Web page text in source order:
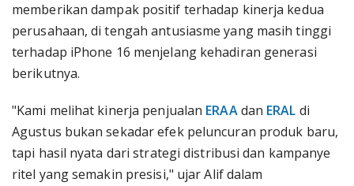
memberikan dampak positif terhadap kinerja kedua
perusahaan, di tengah antusiasme yang masih tinggi
terhadap iPhone 16 menjelang kehadiran generasi
berikutnya.
"Kami melihat kinerja penjualan ERAAdan ERAL di
Agustus bukan sekadar efek peluncuran produk baru,
tapi hasil nyata dari strategi distribusi dan kampanye
ritel yang semakin presisi," ujar Alif dalam